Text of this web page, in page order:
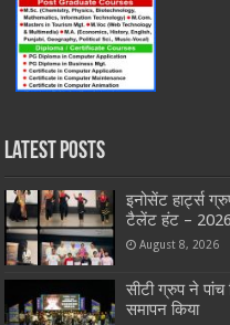
Latest Posts
इनोसेंट हार्ट्स
टैलेंट हंट –
August 8, 2026
सीटी ग्रुप ने
समापन किया